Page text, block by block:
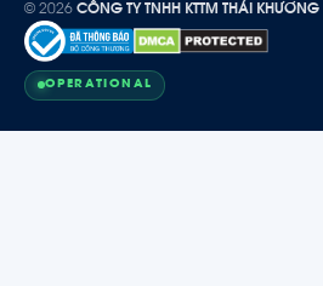
© 2026 CÔNG TY TNHH KTTM THÁI KHƯƠNG
OPERATIONAL